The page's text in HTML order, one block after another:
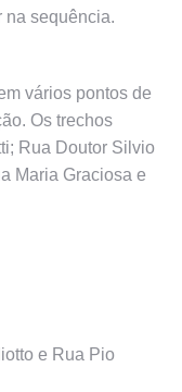
na sequência.
vários pontos de
Os trechos
Rua Doutor Silvio
Maria Graciosa e
e Rua Pio